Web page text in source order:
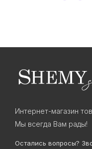
Интернет-магазин
Мы всегда Вам рады!
Остались вопросы?